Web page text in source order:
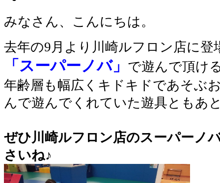
みなさん、こんにちは。
去年の9月より川崎ルフロン店に登
「スーパーノバ」 で遊んで頂け
年齢層も幅広くキドキドであそぶ
んで遊んでくれていた遊具ともあ
ぜひ川崎ルフロン店のスーパーノ
さいね♪